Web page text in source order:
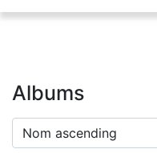
Albums